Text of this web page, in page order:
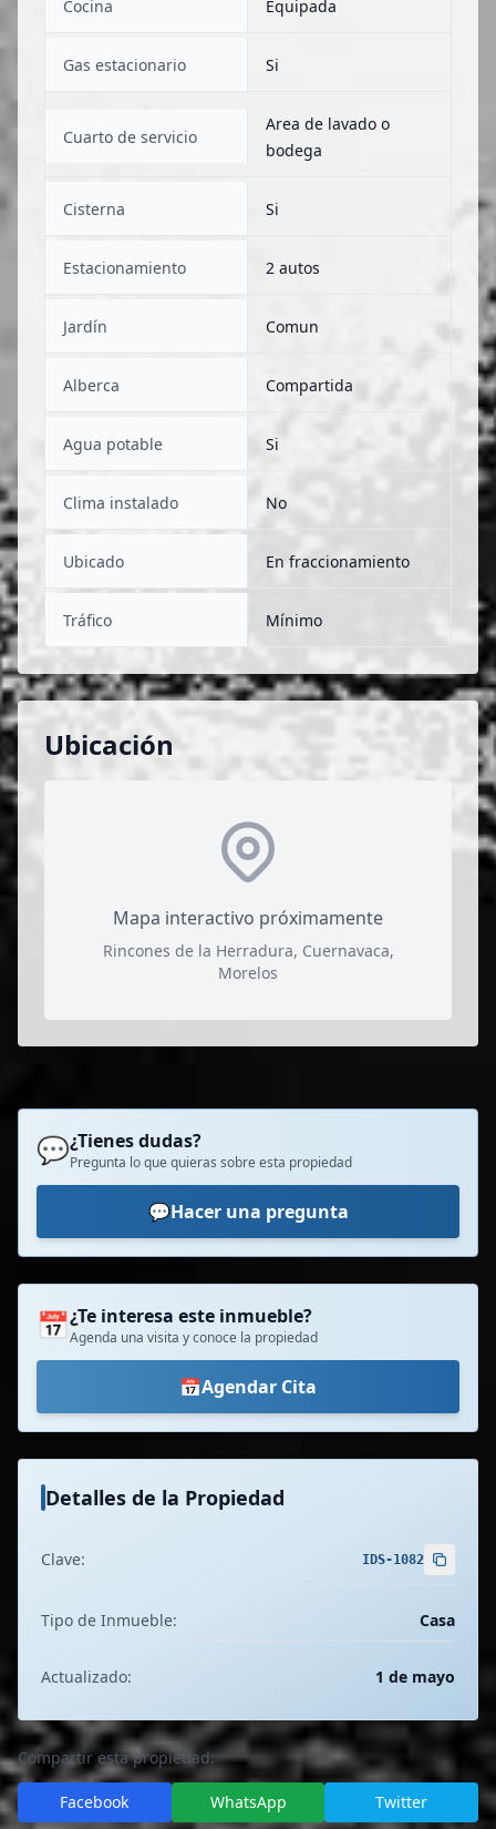
Cocina Equipada
Gas estacionario Si
Cuarto de servicio
Area de lavado o
bodega
Cisterna Si
Estacionamiento 2 autos
Jardín Comun
Alberca Compartida
Agua potable Si
Clima instalado No
Ubicado En fraccionamiento
Tráfico Mínimo
Ubicación
Mapa interactivo próximamente
Rincones de la Herradura, Cuernavaca,
Morelos
💬¿Tienes dudas?
Pregunta lo que quieras sobre esta propiedad
💬Hacer una pregunta
📅¿Te interesa este inmueble?
Agenda una visita y conoce la propiedad
📅Agendar Cita
Detalles de la Propiedad
Clave: IDS-1082
Tipo de Inmueble: Casa
Actualizado: 1 de mayo
Compartir esta propiedad:
Facebook WhatsApp Twitter